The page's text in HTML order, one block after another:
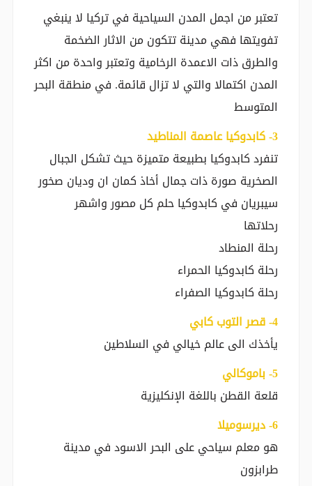
تعتبر من اجمل المدن السياحية في تركيا لا ينبغي
تفويتها فهي مدينة تتكون من الاثار الضخمة
والطرق ذات الاعمدة الرخامية وتعتبر واحدة من اكثر
المدن اكتمالا والتي لا تزال قائمة. في منطقة البحر
المتوسط
‎3- كابدوكيا عاصمة المناطيد
تنفرد كابدوكيا بطبيعة متميزة حيث تشكل الجبال
الصخرية صورة ذات جمال أخاذ كمان ان وديان صخور
سيبريان في كابدوكيا حلم كل مصور واشهر
رحلاتها
رحلة المنطاد
رحلة كابدوكيا الحمراء
رحلة كابدوكيا الصفراء
‎4- قصر التوب كابي
يأخذك الى عالم خيالي في السلاطين
‎5- باموكالي
قلعة القطن باللغة الإنكليزية
‎6- ديرسوميلا
هو معلم سياحي على البحر الاسود في مدينة
طرابزون